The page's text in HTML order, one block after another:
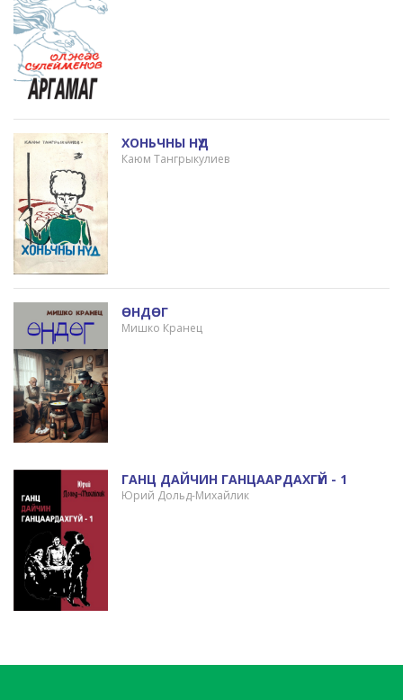
ХОНЬЧНЫ НҮД
Каюм Тангрыкулиев
ӨНДӨГ
Мишко Кранец
ГАНЦ ДАЙЧИН ГАНЦААРДАХГҮЙ - 1
Юрий Дольд-Михайлик